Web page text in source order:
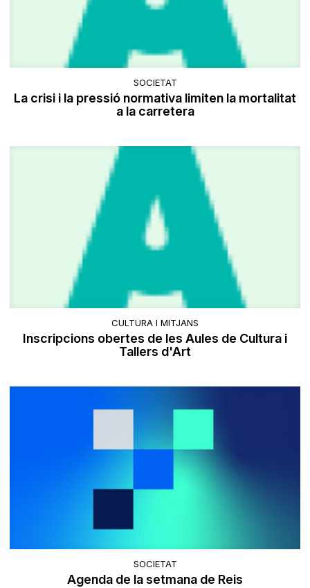
SOCIETAT
La crisi i la pressió normativa limiten la mortalitat
a la carretera
CULTURA I MITJANS
Inscripcions obertes de les Aules de Cultura i
Tallers d'Art
SOCIETAT
Agenda de la setmana de Reis